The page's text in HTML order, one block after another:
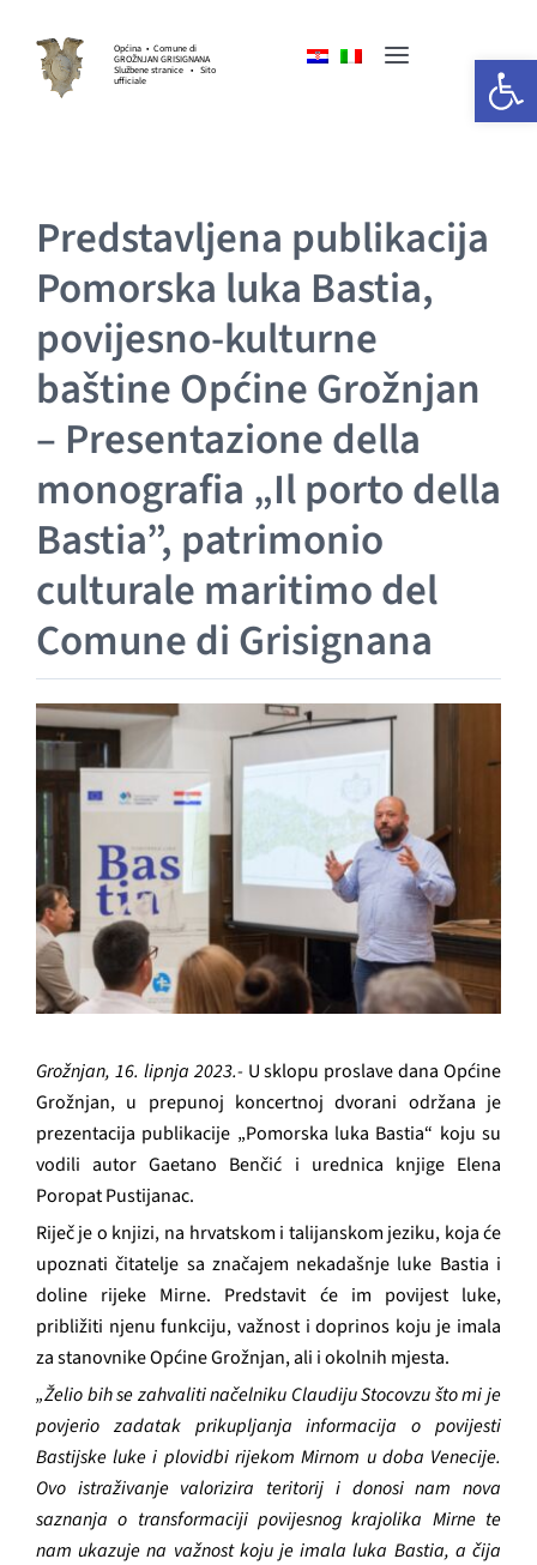
content
Općina • Comune di
GROŽNJAN GRISIGNANA
Službene stranice • Sito
ufficiale
Toggle
Navigation
OPĆINSKA UPRAVA
GOSPODARSTVO
KULTURA I UMJETNOST
SPORT I UDRUGE
GRAĐANI
MJESTA
KONTAKT
Predstavljena publikacija
Pomorska luka Bastia,
povijesno-kulturne
baštine Općine Grožnjan
– Presentazione della
monografia „Il porto della
Bastia”, patrimonio
culturale maritimo del
Comune di Grisignana
Grožnjan, 16. lipnja 2023.-U sklopu proslave dana Općine
Grožnjan, u prepunoj koncertnoj dvorani održana je
prezentacija publikacije „Pomorska luka Bastia“ koju su
vodili autor Gaetano Benčić i urednica knjige Elena
Poropat Pustijanac.
Riječ je o knjizi, na hrvatskom i talijanskom jeziku, koja će
upoznati čitatelje sa značajem nekadašnje luke Bastia i
doline rijeke Mirne. Predstavit će im povijest luke,
približiti njenu funkciju, važnost i doprinos koju je imala
za stanovnike Općine Grožnjan, ali i okolnih mjesta.
„Želio bih se zahvaliti načelniku Claudiju Stocovzu što mi je
povjerio zadatak prikupljanja informacija o povijesti
Bastijske luke i plovidbi rijekom Mirnom u doba Venecije.
Ovo istraživanje valorizira teritorij i donosi nam nova
saznanja o transformaciji povijesnog krajolika Mirne te
nam ukazuje na važnost koju je imala luka Bastia, a čija